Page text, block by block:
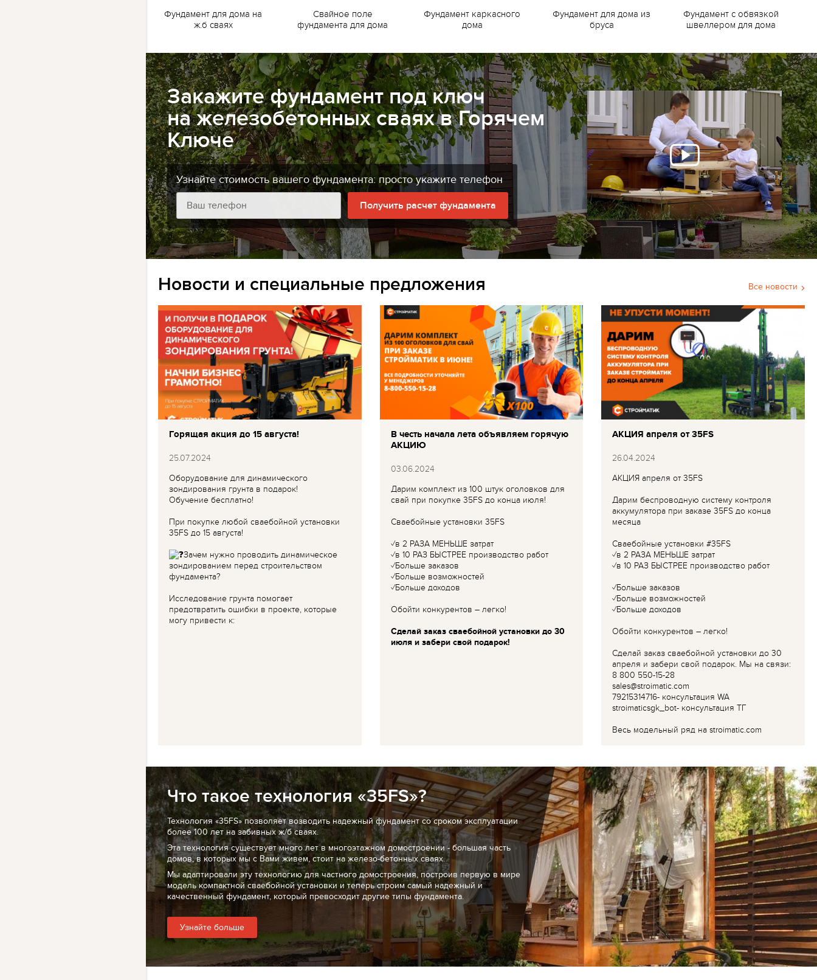
Фундамент для дома на
ж.б сваях
Свайное поле
фундамента для дома
Фундамент каркасного
дома
Фундамент для дома из
бруса
Фундамент с обвязкой
швеллером для дома
Закажите фундамент под ключ
на железобетонных сваях в Горячем
Ключе
Узнайте стоимость вашего фундамента: просто укажите телефон
Получить расчет фундамента
Все новости
Новости и специальные предложения
Горящая акция до 15 августа!
25.07.2024
Оборудование для динамического
зондирования грунта в подарок!
Обучение бесплатно!
При покупке любой сваебойной установки
35FS до 15 августа!
Зачем нужно проводить динамическое
зондированием перед строительством
фундамента?
Исследование грунта помогает
предотвратить ошибки в проекте, которые
могу привести к:
В честь начала лета объявляем горячую
АКЦИЮ
03.06.2024
Дарим комплект из 100 штук оголовков для
свай при покупке 35FS до конца июля!
Сваебойные установки 35FS
✓в 2 РАЗА МЕНЬШЕ затрат
✓в 10 РАЗ БЫСТРЕЕ производство работ
✓Больше заказов
✓Больше возможностей
✓Больше доходов
Обойти конкурентов – легко!
Сделай заказ сваебойной установки до 30
июля и забери свой подарок!
АКЦИЯ апреля от 35FS
26.04.2024
АКЦИЯ апреля от 35FS
Дарим беспроводную систему контроля
аккумулятора при заказе 35FS до конца
месяца
Сваебойные установки #35FS
✓в 2 РАЗА МЕНЬШЕ затрат
✓в 10 РАЗ БЫСТРЕЕ производство работ
✓Больше заказов
✓Больше возможностей
✓Больше доходов
Обойти конкурентов – легко!
Сделай заказ сваебойной установки до 30
апреля и забери свой подарок. Мы на связи:
8 800 550-15-28
sales@stroimatic.com
79215314716- консультация WA
stroimaticsgk_bot- консультация ТГ
Весь модельный ряд на stroimatic.com
Что такое технология «35FS»?
Технология «35FS» позволяет возводить надежный фундамент со сроком эксплуатации
более 100 лет на забивных ж/б сваях.
Эта технология существует много лет в многоэтажном домостроении - большая часть
домов, в которых мы с Вами живем, стоит на железо-бетонных сваях.
Мы адаптировали эту технологию для частного домостроения, построив первую в мире
модель компактной сваебойной установки и теперь строим самый надежный и
качественный фундамент, который превосходит другие типы фундамента.
Узнайте больше